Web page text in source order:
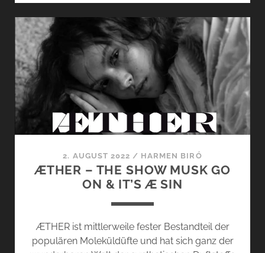
AUF
DEN
PUNKT
GEBRACHT
2. AUGUST 2022 / HARMEN BIRÓ
ÆTHER – THE SHOW MUSK GO
ON & IT’S Æ SIN
ÆTHER ist mittlerweile fester Bestandteil der
populären Moleküldüfte und hat sich ganz der